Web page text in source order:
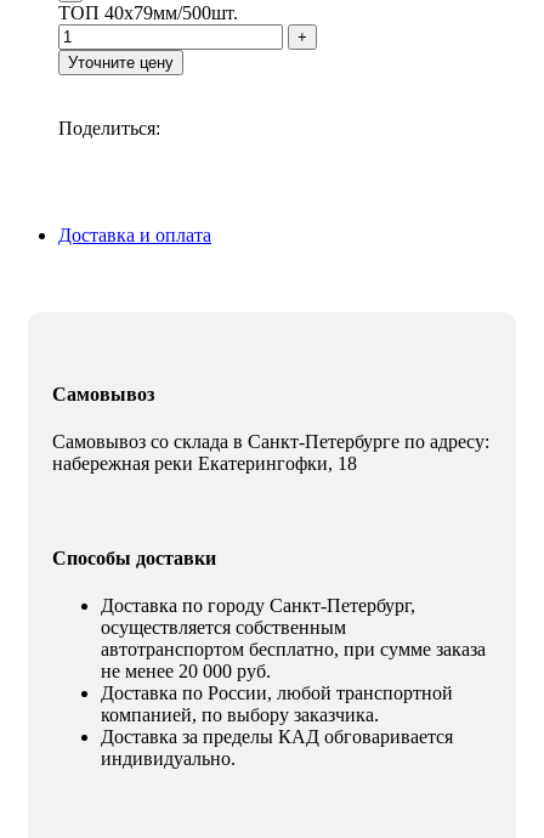
ТОП 40х79мм/500шт.
Уточните цену
Поделиться:
Доставка и оплата
Самовывоз
Самовывоз со склада в Санкт-Петербурге по адресу:
набережная реки Екатерингофки, 18
Способы доставки
Доставка по городу Санкт-Петербург,
осуществляется собственным
автотранспортом бесплатно, при сумме заказа
не менее 20 000 руб.
Доставка по России, любой транспортной
компанией, по выбору заказчика.
Доставка за пределы КАД обговаривается
индивидуально.